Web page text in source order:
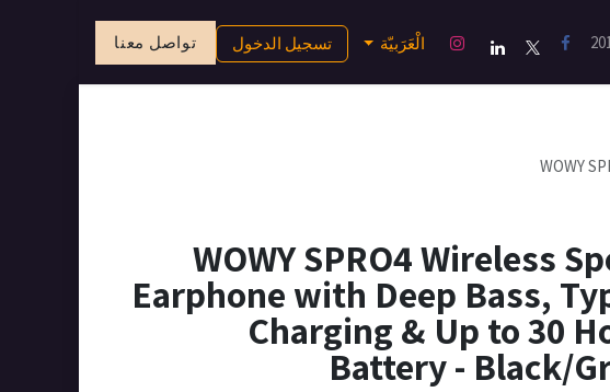
الْعَرَبيّة تسجيل الدخول تواصل معنا
WOWY
WOWY SPRO4 Wireless
Earphone with Deep Bass,
Charging & Up to 30
Battery - Black/